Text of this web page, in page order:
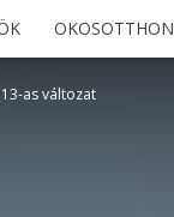
OKOSOTTHON
as változat